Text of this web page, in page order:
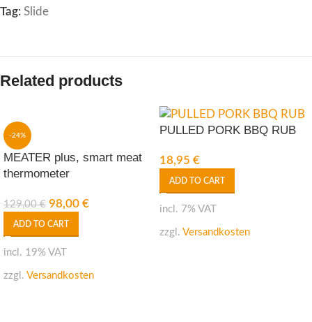
Tag: Slide
Related products
-24%
MEATER plus, smart meat
thermometer
129,00€ 98,00 €
ADD TO CART
incl. 19% VAT
zzgl. Versandkosten
PULLED PORK BBQ RUB
18,95 €
ADD TO CART
incl. 7% VAT
zzgl. Versandkosten